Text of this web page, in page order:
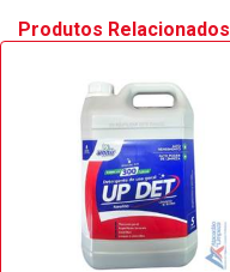
Produtos Relacionados